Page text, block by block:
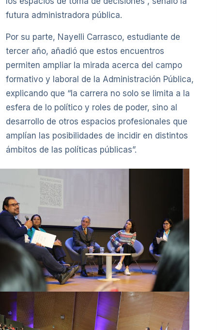
futura administradora pública.
Por su parte, Nayelli Carrasco, estudiante de
tercer año, añadió que estos encuentros
permiten ampliar la mirada acerca del campo
formativo y laboral de la Administración Pública,
explicando que “la carrera no solo se limita a la
esfera de lo político y roles de poder, sino al
desarrollo de otros espacios profesionales que
amplían las posibilidades de incidir en distintos
ámbitos de las políticas públicas”.